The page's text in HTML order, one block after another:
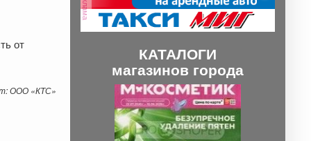
от
ООО «КТС»
КАТАЛОГИ
магазинов города